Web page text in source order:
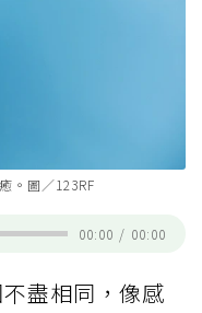
。圖／123RF
00:00 / 00:00
盡相同，像感